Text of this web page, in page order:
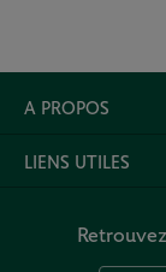
A PROPOS
LIENS UTILES